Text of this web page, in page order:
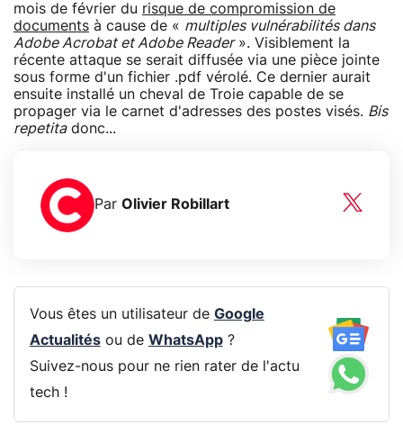
mois de février du risque de compromission de
documents à cause de « multiples vulnérabilités dans
Adobe Acrobat et Adobe Reader». Visiblement la
récente attaque se serait diffusée via une pièce jointe
sous forme d'un fichier .pdf vérolé. Ce dernier aurait
ensuite installé un cheval de Troie capable de se
propager via le carnet d'adresses des postes visés. Bis
repetitadonc...
Par Olivier Robillart
Vous êtes un utilisateur de Google
Actualitésou de WhatsApp?
Suivez-nous pour ne rien rater de l'actu
tech !